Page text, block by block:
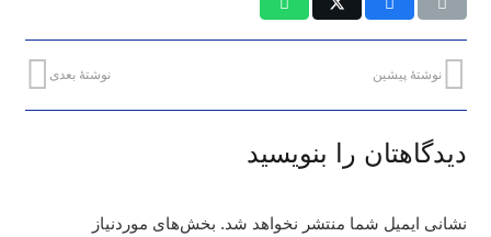
نوشتهٔ بعدی نوشتهٔ پیشین
دیدگاهتان را بنویسید
نشانی ایمیل شما منتشر نخواهد شد. بخش‌های موردنیاز